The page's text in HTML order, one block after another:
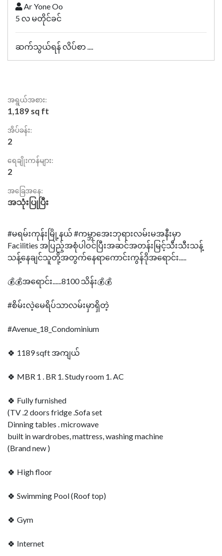
Ar Yone Oo
5 လ မတိုင်ခင်
ဆက်သွယ်ရန် လိပ်စာ ....
အရွယ်အစား:
1,189 sq ft
အိပ်ခန်း:
2
ရေချိုးကန်များ:
2
အခြေအနေ:
အသုံးပြုပြီး
#မရမ်းကုန်းမြို့နယ် #ကမ္ဘာအေးဘုရားလမ်းမအနီးမှာ
Facilities အပြည့်အစုံပါဝင်ပြီးအဆင်အတန်းမြင့်သီးသီးသန့်
သန့်နေချင်သူတို့အတွက်နေရာကောင်းကွန်ဒိုအရောင်း.....
💰💰အရောင်း......8100 သိန်း💰💰
#စိမ်းလဲ့မေရိပ်သာလမ်းမှာရှိတဲ့
#Avenue_18_Condominium
🍀 1189 sqft အကျယ်
🍀 MBR 1 . BR 1. Study room 1. AC
🍀 Fully furnished
(TV .2 doors fridge .Sofa set
Dinning tables . microwave
built in wardrobes, mattress, washing machine
(Brand new )
🍀 High floor
🍀 Swimming Pool (Roof top)
🍀 Gym
🍀 Internet